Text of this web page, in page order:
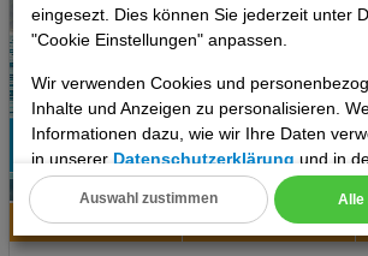
eingesezt. Dies können Sie jederzeit unter
"Cookie Einstellungen" anpassen.
Wir verwenden Cookies und
Inhalte und Anzeigen zu personalisieren.
Informationen dazu, wie wir Ihre Daten
in unsererDatenschutzerklärung und in
Datenschutz- und Nutzungsbedingungen
Cookie Einstellungen
Alle
Auswahl zustimmen
Hotelinfo Bilder